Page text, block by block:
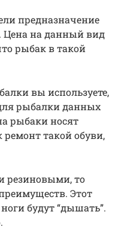
предназначение
Цена на данный вид
рыбак в такой
вы используете,
рыбалки данных
рыбаки носят
ремонт такой обуви,
резиновыми, то
Этот
будут “дышать”.